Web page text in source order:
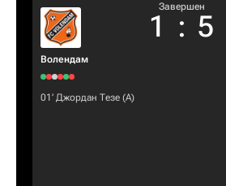
Волендам
Завершен
1 : 5
01‎’‎ Джордан Тезе (А)